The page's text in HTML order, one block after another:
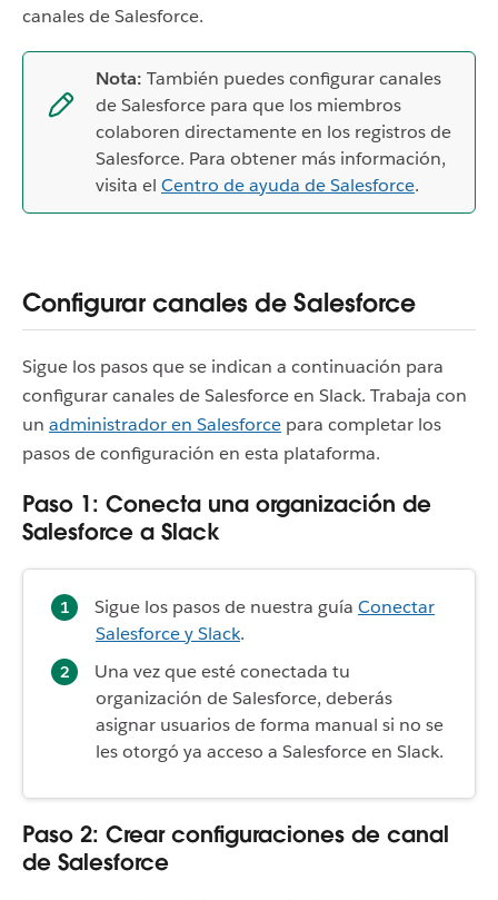
canales de Salesforce.
Nota: También puedes configurar canales
de Salesforce para que los miembros
colaboren directamente en los registros de
Salesforce. Para obtener más información,
visita el Centro de ayuda de Salesforce.
Configurar canales de Salesforce
Sigue los pasos que se indican a continuación para
configurar canales de Salesforce en Slack. Trabaja con
un administrador en Salesforce para completar los
pasos de configuración en esta plataforma.
Paso 1: Conecta una organización de
Salesforce a Slack
Sigue los pasos de nuestra guía Conectar
Salesforce y Slack.
Una vez que esté conectada tu
organización de Salesforce, deberás
asignar usuarios de forma manual si no se
les otorgó ya acceso a Salesforce en Slack.
Paso 2: Crear configuraciones de canal
de Salesforce